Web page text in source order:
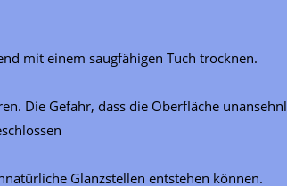
mit einem saugfähigen Tuch trocknen.
Die Gefahr, dass die Oberfläche
Glanzstellen entstehen können.